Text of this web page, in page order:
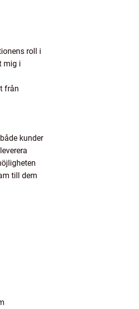
roll i
mig i
från
kunder
till dem